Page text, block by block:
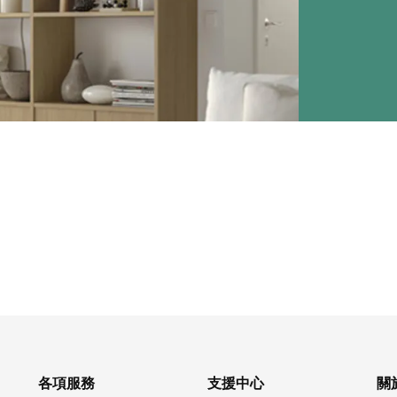
各項服務 支援中心 關